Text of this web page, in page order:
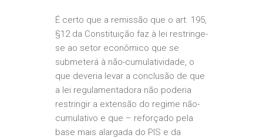
É certo que a remissão que o art. 195,
§12 da Constituição faz à lei restringe-
se ao setor econômico que se
submeterá à não-cumulatividade, o
que deveria levar a conclusão de que
a lei regulamentadora não poderia
restringir a extensão do regime não-
cumulativo e que – reforçado pela
base mais alargada do PIS e da